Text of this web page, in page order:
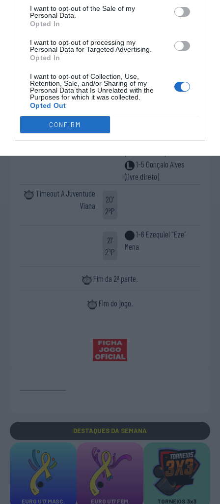
I want to opt-out of the Sale of my
Personal Data.
Opted In
I want to opt-out of processing my
Personal Data for Targeted Advertising.
Opted In
I want to opt-out of Collection, Use,
Retention, Sale, and/or Sharing of my
Personal Data that Is Unrelated with the
Purposes for which it was collected.
Opted Out
CONFIRM
Viana
2ªP
12'
2ªP
13'
2ªP
1-4 José "Rafa" Costa
Timeout FC Porto
10ª falta de A
Juventude Viana
2ªP
Gonçalo Alves
1-5 Gonçalo Alves
(livre direto)
Timeout A Juventude
Viana
20'
2ªP
21'
2ªP
1-6 Ezequiel "Eze"
Mena
Fim da 2ª parte.
Fim do jogo.
DESTAQUES DA SEMANA
EURO U17 MASC. EURO U17 FEM. TORNEIOS 3x3